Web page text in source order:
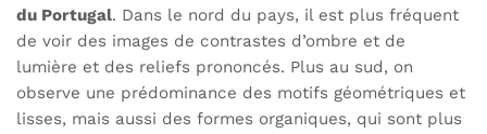
du Portugal. Dans le nord du pays, il est plus fréquent
de voir des images de contrastes d’ombre et de
lumière et des reliefs prononcés. Plus au sud, on
observe une prédominance des motifs géométriques et
lisses, mais aussi des formes organiques, qui sont plus